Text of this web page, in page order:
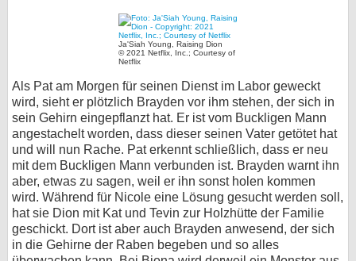
Ja'Siah Young, Raising Dion
© 2021 Netflix, Inc.; Courtesy of
Netflix
Als Pat am Morgen für seinen Dienst im Labor geweckt
wird, sieht er plötzlich Brayden vor ihm stehen, der sich in
sein Gehirn eingepflanzt hat. Er ist vom Buckligen Mann
angestachelt worden, dass dieser seinen Vater getötet hat
und will nun Rache. Pat erkennt schließlich, dass er neu
mit dem Buckligen Mann verbunden ist. Brayden warnt ihn
aber, etwas zu sagen, weil er ihn sonst holen kommen
wird. Während für Nicole eine Lösung gesucht werden soll,
hat sie Dion mit Kat und Tevin zur Holzhütte der Familie
geschickt. Dort ist aber auch Brayden anwesend, der sich
in die Gehirne der Raben begeben und so alles